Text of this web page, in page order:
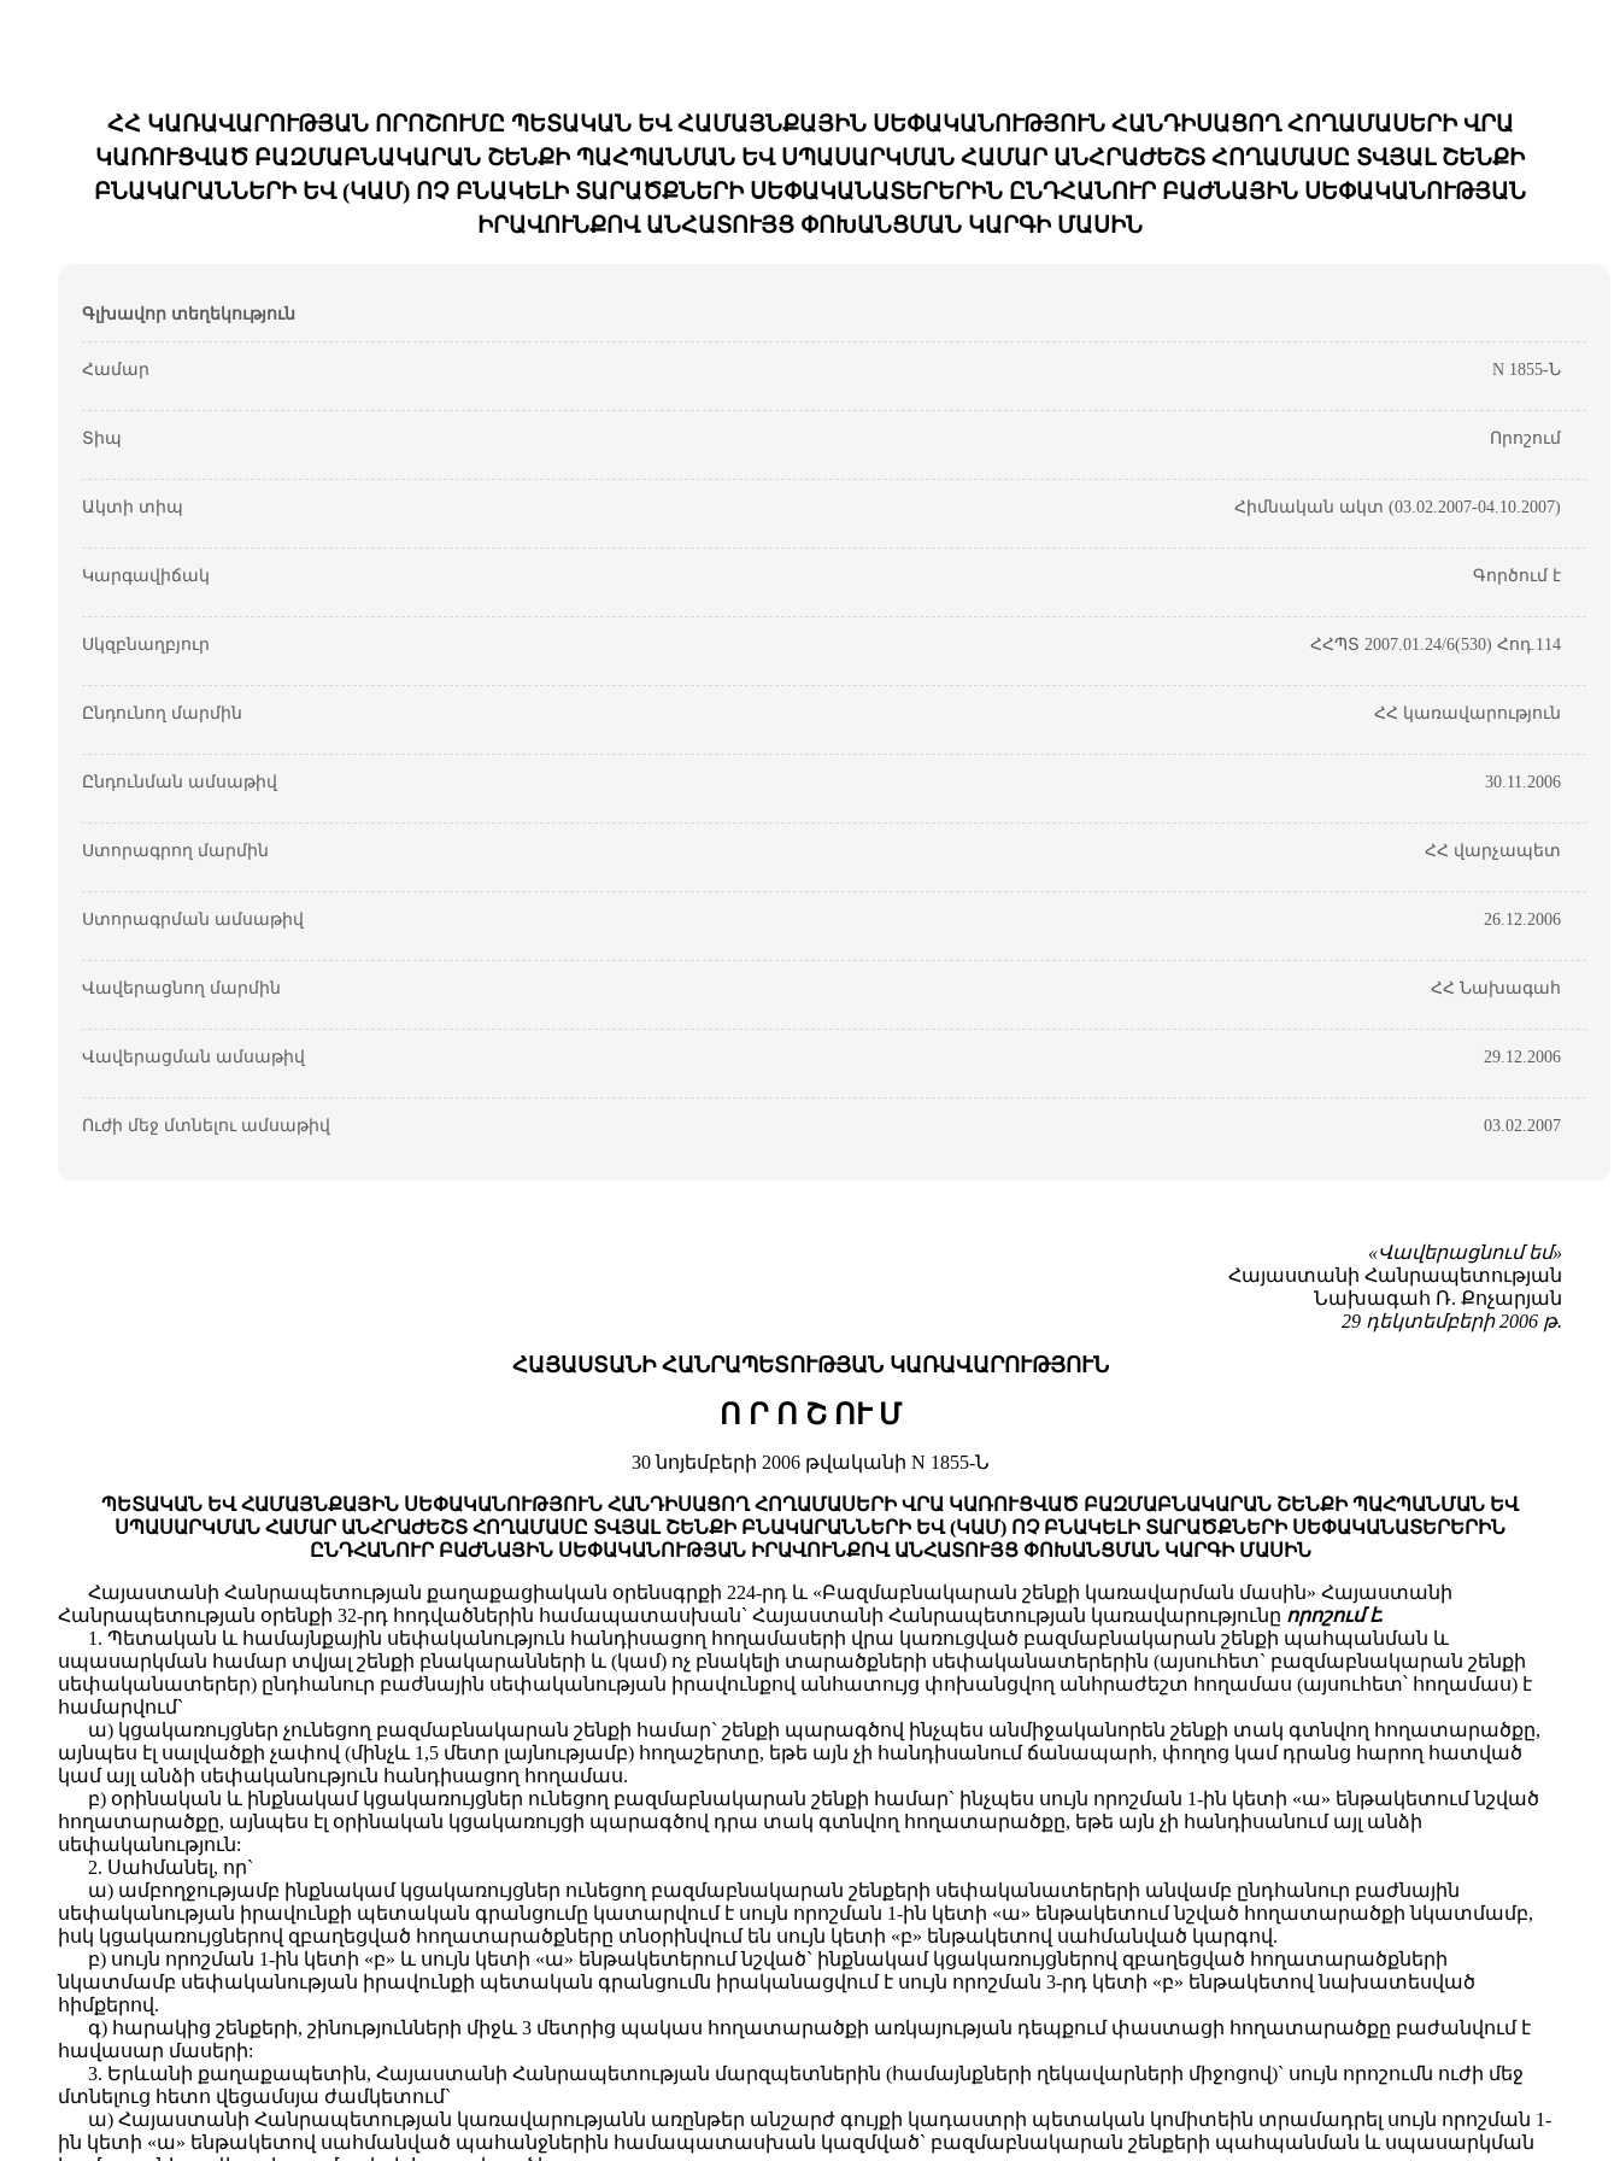
ՀՀ ԿԱՌԱՎԱՐՈՒԹՅԱՆ ՈՐՈՇՈՒՄԸ ՊԵՏԱԿԱՆ ԵՎ ՀԱՄԱՅՆՔԱՅԻՆ ՍԵՓԱԿԱՆՈՒԹՅՈՒՆ ՀԱՆԴԻՍԱՑՈՂ ՀՈՂԱՄԱՍԵՐԻ ՎՐԱ
ԿԱՌՈՒՑՎԱԾ ԲԱԶՄԱԲՆԱԿԱՐԱՆ ՇԵՆՔԻ ՊԱՀՊԱՆՄԱՆ ԵՎ ՍՊԱՍԱՐԿՄԱՆ ՀԱՄԱՐ ԱՆՀՐԱԺԵՇՏ ՀՈՂԱՄԱՍԸ ՏՎՅԱԼ ՇԵՆՔԻ
ԲՆԱԿԱՐԱՆՆԵՐԻ ԵՎ (ԿԱՄ) ՈՉ ԲՆԱԿԵԼԻ ՏԱՐԱԾՔՆԵՐԻ ՍԵՓԱԿԱՆԱՏԵՐԵՐԻՆ ԸՆԴՀԱՆՈՒՐ ԲԱԺՆԱՅԻՆ ՍԵՓԱԿԱՆՈՒԹՅԱՆ
ԻՐԱՎՈՒՆՔՈՎ ԱՆՀԱՏՈՒՅՑ ՓՈԽԱՆՑՄԱՆ ԿԱՐԳԻ ՄԱՍԻՆ
Գլխավոր տեղեկություն
Համար N 1855-Ն
Տիպ Որոշում
Ակտի տիպ Հիմնական ակտ (03.02.2007-04.10.2007)
Կարգավիճակ Գործում է
Սկզբնաղբյուր ՀՀՊՏ 2007.01.24/6(530) Հոդ.114
Ընդունող մարմին ՀՀ կառավարություն
Ընդունման ամսաթիվ 30.11.2006
Ստորագրող մարմին ՀՀ վարչապետ
Ստորագրման ամսաթիվ 26.12.2006
Վավերացնող մարմին ՀՀ Նախագահ
Վավերացման ամսաթիվ 29.12.2006
Ուժի մեջ մտնելու ամսաթիվ 03.02.2007
«Վավերացնում եմ»
Հայաստանի Հանրապետության
Նախագահ Ռ. Քոչարյան
29 դեկտեմբերի 2006 թ.
ՀԱՅԱՍՏԱՆԻ ՀԱՆՐԱՊԵՏՈՒԹՅԱՆ ԿԱՌԱՎԱՐՈՒԹՅՈՒՆ
Ո Ր Ո Շ ՈՒ Մ
30 նոյեմբերի 2006 թվականի N 1855-Ն
ՊԵՏԱԿԱՆ ԵՎ ՀԱՄԱՅՆՔԱՅԻՆ ՍԵՓԱԿԱՆՈՒԹՅՈՒՆ ՀԱՆԴԻՍԱՑՈՂ ՀՈՂԱՄԱՍԵՐԻ ՎՐԱ ԿԱՌՈՒՑՎԱԾ ԲԱԶՄԱԲՆԱԿԱՐԱՆ ՇԵՆՔԻ ՊԱՀՊԱՆՄԱՆ ԵՎ
ՍՊԱՍԱՐԿՄԱՆ ՀԱՄԱՐ ԱՆՀՐԱԺԵՇՏ ՀՈՂԱՄԱՍԸ ՏՎՅԱԼ ՇԵՆՔԻ ԲՆԱԿԱՐԱՆՆԵՐԻ ԵՎ (ԿԱՄ) ՈՉ ԲՆԱԿԵԼԻ ՏԱՐԱԾՔՆԵՐԻ ՍԵՓԱԿԱՆԱՏԵՐԵՐԻՆ
ԸՆԴՀԱՆՈՒՐ ԲԱԺՆԱՅԻՆ ՍԵՓԱԿԱՆՈՒԹՅԱՆ ԻՐԱՎՈՒՆՔՈՎ ԱՆՀԱՏՈՒՅՑ ՓՈԽԱՆՑՄԱՆ ԿԱՐԳԻ ՄԱՍԻՆ
Հայաստանի Հանրապետության քաղաքացիական օրենսգրքի 224-րդ և «Բազմաբնակարան շենքի կառավարման մասին» Հայաստանի
Հանրապետության օրենքի 32-րդ հոդվածներին համապատասխան` Հայաստանի Հանրապետության կառավարությունը որոշում է.
1. Պետական և համայնքային սեփականություն հանդիսացող հողամասերի վրա կառուցված բազմաբնակարան շենքի պահպանման և
սպասարկման համար տվյալ շենքի բնակարանների և (կամ) ոչ բնակելի տարածքների սեփականատերերին (այսուհետ` բազմաբնակարան շենքի
սեփականատերեր) ընդհանուր բաժնային սեփականության իրավունքով անհատույց փոխանցվող անհրաժեշտ հողամաս (այսուհետ՝ հողամաս) է
համարվում`
ա) կցակառույցներ չունեցող բազմաբնակարան շենքի համար` շենքի պարագծով ինչպես անմիջականորեն շենքի տակ գտնվող հողատարածքը,
այնպես էլ սալվածքի չափով (մինչև 1,5 մետր լայնությամբ) հողաշերտը, եթե այն չի հանդիսանում ճանապարհ, փողոց կամ դրանց հարող հատված
կամ այլ անձի սեփականություն հանդիսացող հողամաս.
բ) օրինական և ինքնակամ կցակառույցներ ունեցող բազմաբնակարան շենքի համար` ինչպես սույն որոշման 1-ին կետի «ա» ենթակետում նշված
հողատարածքը, այնպես էլ օրինական կցակառույցի պարագծով դրա տակ գտնվող հողատարածքը, եթե այն չի հանդիսանում այլ անձի
սեփականություն:
2. Սահմանել, որ`
ա) ամբողջությամբ ինքնակամ կցակառույցներ ունեցող բազմաբնակարան շենքերի սեփականատերերի անվամբ ընդհանուր բաժնային
սեփականության իրավունքի պետական գրանցումը կատարվում է սույն որոշման 1-ին կետի «ա» ենթակետում նշված հողատարածքի նկատմամբ,
իսկ կցակառույցներով զբաղեցված հողատարածքները տնօրինվում են սույն կետի «բ» ենթակետով սահմանված կարգով.
բ) սույն որոշման 1-ին կետի «բ» և սույն կետի «ա» ենթակետերում նշված` ինքնակամ կցակառույցներով զբաղեցված հողատարածքների
նկատմամբ սեփականության իրավունքի պետական գրանցումն իրականացվում է սույն որոշման 3-րդ կետի «բ» ենթակետով նախատեսված
հիմքերով.
գ) հարակից շենքերի, շինությունների միջև 3 մետրից պակաս հողատարածքի առկայության դեպքում փաստացի հողատարածքը բաժանվում է
հավասար մասերի:
3. Երևանի քաղաքապետին, Հայաստանի Հանրապետության մարզպետներին (համայնքների ղեկավարների միջոցով)` սույն որոշումն ուժի մեջ
մտնելուց հետո վեցամսյա ժամկետում`
ա) Հայաստանի Հանրապետության կառավարությանն առընթեր անշարժ գույքի կադաստրի պետական կոմիտեին տրամադրել սույն որոշման 1-
ին կետի «ա» ենթակետով սահմանված պահանջներին համապատասխան կազմված` բազմաբնակարան շենքերի պահպանման և սպասարկման